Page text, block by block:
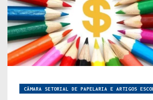
CÂMARA SETORIAL DE PAPELARIA E ARTIGOS